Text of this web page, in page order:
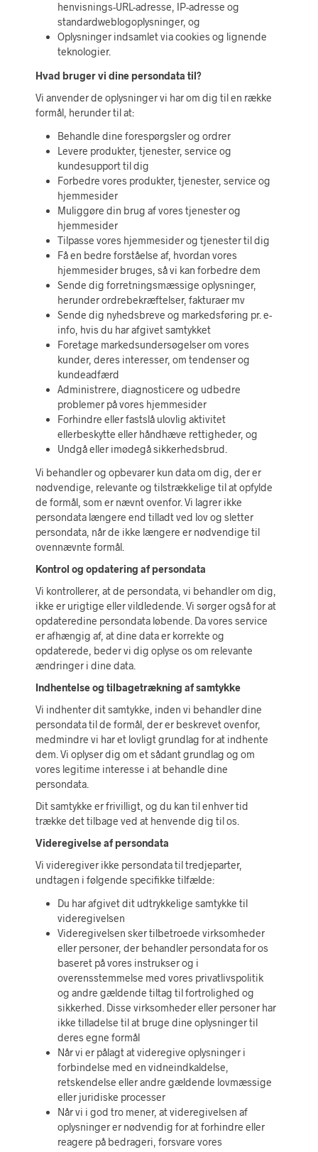
henvisnings-URL-adresse, IP-adresse og
standardweblogoplysninger, og
Oplysninger indsamlet via cookies og lignende
teknologier.
Hvad bruger vi dine persondata til?
Vi anvender de oplysninger vi har om dig til en række
formål, herunder til at:
Behandle dine forespørgsler og ordrer
Levere produkter, tjenester, service og
kundesupport til dig
Forbedre vores produkter, tjenester, service og
hjemmesider
Muliggøre din brug af vores tjenester og
hjemmesider
Tilpasse vores hjemmesider og tjenester til dig
Få en bedre forståelse af, hvordan vores
hjemmesider bruges, så vi kan forbedre dem
Sende dig forretningsmæssige oplysninger,
herunder ordrebekræftelser, fakturaer mv
Sende dig nyhedsbreve og markedsføring pr. e-
info, hvis du har afgivet samtykket
Foretage markedsundersøgelser om vores
kunder, deres interesser, om tendenser og
kundeadfærd
Administrere, diagnosticere og udbedre
problemer på vores hjemmesider
Forhindre eller fastslå ulovlig aktivitet
ellerbeskytte eller håndhæve rettigheder, og
Undgå eller imødegå sikkerhedsbrud.
Vi behandler og opbevarer kun data om dig, der er
nødvendige, relevante og tilstrækkelige til at opfylde
de formål, som er nævnt ovenfor. Vi lagrer ikke
persondata længere end tilladt ved lov og sletter
persondata, når de ikke længere er nødvendige til
ovennævnte formål.
Kontrol og opdatering af persondata
Vi kontrollerer, at de persondata, vi behandler om dig,
ikke er urigtige eller vildledende. Vi sørger også for at
opdateredine persondata løbende. Da vores service
er afhængig af, at dine data er korrekte og
opdaterede, beder vi dig oplyse os om relevante
ændringer i dine data.
Indhentelse og tilbagetrækning af samtykke
Vi indhenter dit samtykke, inden vi behandler dine
persondata til de formål, der er beskrevet ovenfor,
medmindre vi har et lovligt grundlag for at indhente
dem. Vi oplyser dig om et sådant grundlag og om
vores legitime interesse i at behandle dine
persondata.
Dit samtykke er frivilligt, og du kan til enhver tid
trække det tilbage ved at henvende dig til os.
Videregivelse af persondata
Vi videregiver ikke persondata til tredjeparter,
undtagen i følgende specifikke tilfælde:
Du har afgivet dit udtrykkelige samtykke til
videregivelsen
Videregivelsen sker tilbetroede virksomheder
eller personer, der behandler persondata for os
baseret på vores instrukser og i
overensstemmelse med vores privatlivspolitik
og andre gældende tiltag til fortrolighed og
sikkerhed. Disse virksomheder eller personer har
ikke tilladelse til at bruge dine oplysninger til
deres egne formål
Når vi er pålagt at videregive oplysninger i
forbindelse med en vidneindkaldelse,
retskendelse eller andre gældende lovmæssige
eller juridiske processer
Når vi i god tro mener, at videregivelsen af
oplysninger er nødvendig for at forhindre eller
reagere på bedrageri, forsvare vores